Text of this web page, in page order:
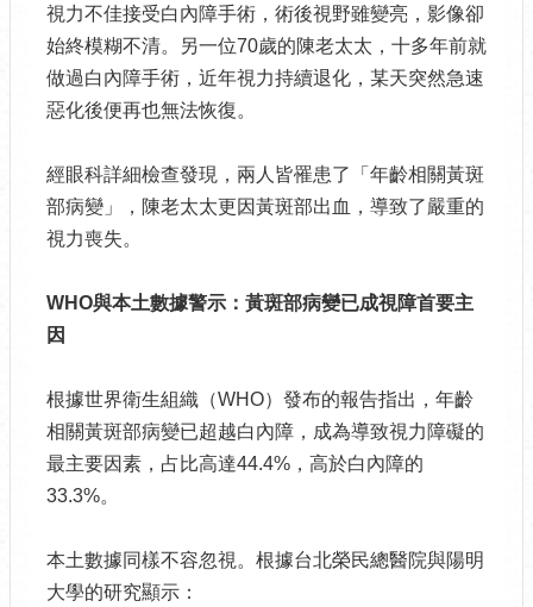
視力不佳接受白內障手術，術後視野雖變亮，影像卻
始終模糊不清。另一位70歲的陳老太太，十多年前就
做過白內障手術，近年視力持續退化，某天突然急速
惡化後便再也無法恢復。
經眼科詳細檢查發現，兩人皆罹患了「年齡相關黃斑
部病變」，陳老太太更因黃斑部出血，導致了嚴重的
視力喪失。
WHO與本土數據警示：黃斑部病變已成視障首要主
因
根據世界衛生組織（WHO）發布的報告指出，年齡
相關黃斑部病變已超越白內障，成為導致視力障礙的
最主要因素，占比高達44.4%，高於白內障的
33.3%。
本土數據同樣不容忽視。根據台北榮民總醫院與陽明
大學的研究顯示：